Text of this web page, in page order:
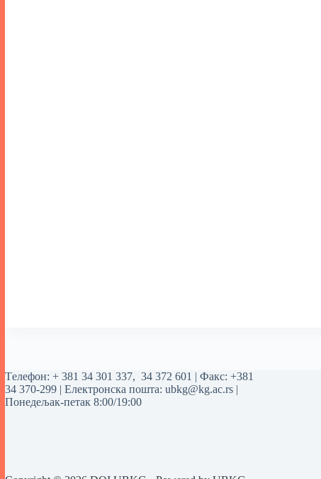
Tелефон: + 381 34 301 337, 34 372 601 | Факс: +381
34 370-299 | Електронска пошта: ubkg@kg.ac.rs |
Понедељак-петак 8:00/19:00